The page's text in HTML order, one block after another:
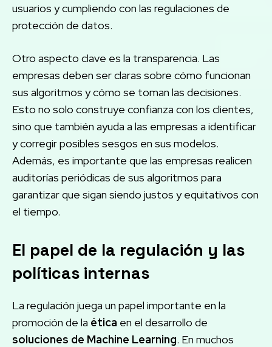
usuarios y cumpliendo con las regulaciones de
protección de datos.
Otro aspecto clave es la transparencia. Las
empresas deben ser claras sobre cómo funcionan
sus algoritmos y cómo se toman las decisiones.
Esto no solo construye confianza con los clientes,
sino que también ayuda a las empresas a identificar
y corregir posibles sesgos en sus modelos.
Además, es importante que las empresas realicen
auditorías periódicas de sus algoritmos para
garantizar que sigan siendo justos y equitativos con
el tiempo.
El papel de la regulación y las
políticas internas
La regulación juega un papel importante en la
promoción de la ética en el desarrollo de
soluciones de Machine Learning. En muchos